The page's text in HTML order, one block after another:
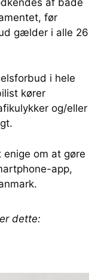
før
gælder i alle 26
i hele
kører
og/eller
om at gøre
app,
dette: